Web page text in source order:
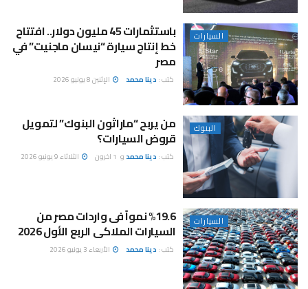
السيارات باستثمارات 45 مليون دولار.. افتتاح
خط إنتاج سيارة “نيسان ماجنيت” في
مصر
كتب : دينا محمد الإثنين 8 يونيو 2026
البنوك من يربح “ماراثون البنوك” لتمويل
قروض السيارات؟
كتب : دينا محمدو 1 اخرون الثلاثاء 9 يونيو 2026
السيارات %19.6 نمواً فى واردات مصر من
السيارات الملاكى الربع الأول 2026
كتب : دينا محمد الأربعاء 3 يونيو 2026